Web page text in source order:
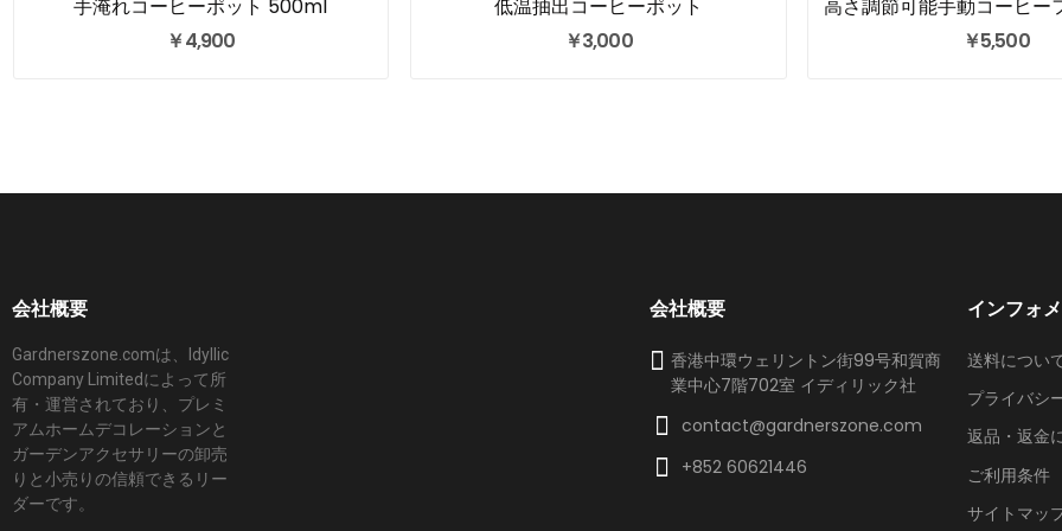
手淹れコーヒーポット 500ml
￥4,900
低温抽出コーヒーポット
￥3,000
￥5,500
会社概要
Gardnerszone.comは、Idyllic
Company Limitedによって所
有・運営されており、プレミ
アムホームデコレーションと
ガーデンアクセサリーの卸売
りと小売りの信頼できるリー
ダーです。
会社概要
香港中環ウェリントン街99号和賀商
業中心7階702室 イディリック社
contact@gardnerszone.com
+852 60621446
インフォ
送料につい
プライバシ
返品・返金
ご利用条件
サイトマッ